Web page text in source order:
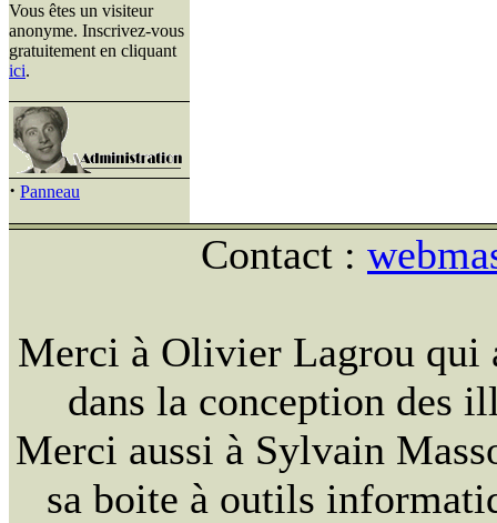
Vous êtes un visiteur
anonyme. Inscrivez-vous
gratuitement en cliquant
ici.
· Panneau
Contact :
Merci à Olivier Lagrou qui
dans la conception des
Merci aussi à Sylvain
sa boite à outils